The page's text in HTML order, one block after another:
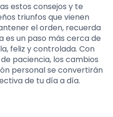
estos consejos y te
triunfos que vienen
el orden, recuerda
es un paso más cerca de
feliz y controlada. Con
paciencia, los cambios
personal se convertirán
de tu día a día.